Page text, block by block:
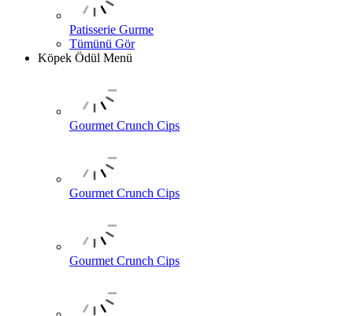
Patisserie Gurme
Tümünü Gör
Köpek Ödül Menü
Gourmet Crunch Cips
Gourmet Crunch Cips
Gourmet Crunch Cips